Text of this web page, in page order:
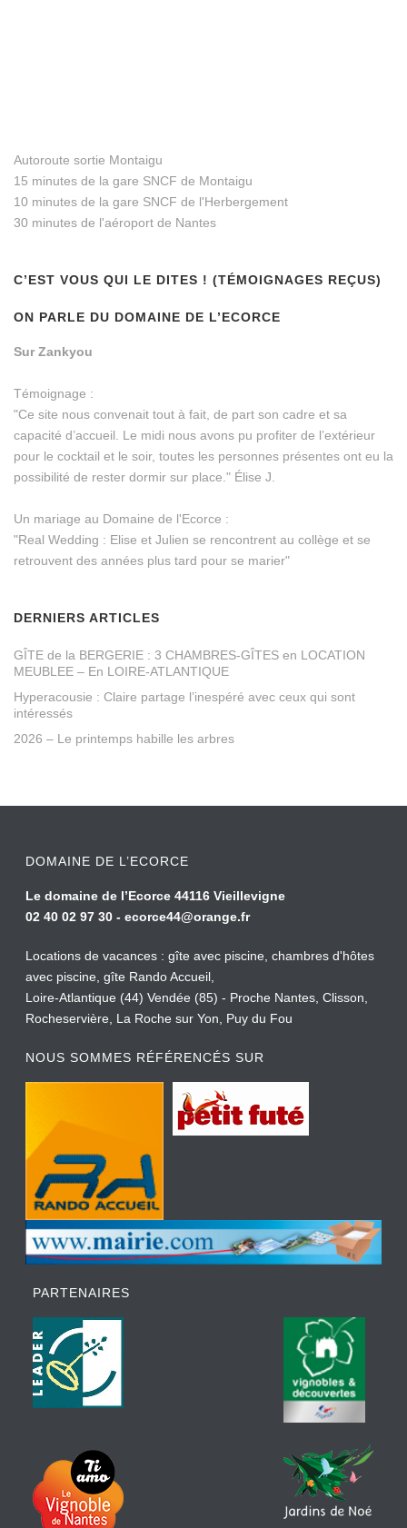
Autoroute sortie Montaigu
15 minutes de la gare SNCF de Montaigu
10 minutes de la gare SNCF de l'Herbergement
30 minutes de l'aéroport de Nantes
C’EST VOUS QUI LE DITES ! (TÉMOIGNAGES REÇUS)
ON PARLE DU DOMAINE DE L’ECORCE
Sur Zankyou
Témoignage :
"Ce site nous convenait tout à fait, de part son cadre et sa
capacité d’accueil. Le midi nous avons pu profiter de l’extérieur
pour le cocktail et le soir, toutes les personnes présentes ont eu la
possibilité de rester dormir sur place." Élise J.
Un mariage au Domaine de l'Ecorce :
"Real Wedding : Elise et Julien se rencontrent au collège et se
retrouvent des années plus tard pour se marier"
DERNIERS ARTICLES
GÎTE de la BERGERIE : 3 CHAMBRES-GÎTES en LOCATION
MEUBLEE – En LOIRE-ATLANTIQUE
Hyperacousie : Claire partage l’inespéré avec ceux qui sont
intéressés
2026 – Le printemps habille les arbres
DOMAINE DE L’ECORCE
Le domaine de l’Ecorce 44116 Vieillevigne
02 40 02 97 30 -ecorce44@orange.fr
Locations de vacances : gîte avec piscine, chambres d'hôtes
avec piscine, gîte Rando Accueil,
Loire-Atlantique (44) Vendée (85) - Proche Nantes, Clisson,
Rocheservière, La Roche sur Yon, Puy du Fou
NOUS SOMMES RÉFÉRENCÉS SUR
PARTENAIRES